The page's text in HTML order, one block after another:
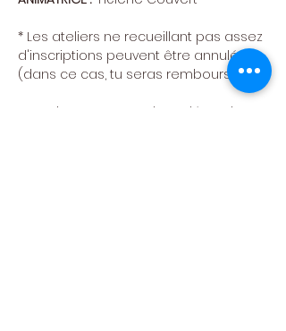
​* Les ateliers ne recueillant pas assez
d'inscriptions peuvent être annulés
(dans ce cas, tu seras remboursé)
Attention : pas cours le 15 décembre